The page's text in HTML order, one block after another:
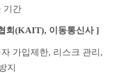
기간
회(KAIT), 이동통신사 ]
가입제한, 리스크 관리,
지